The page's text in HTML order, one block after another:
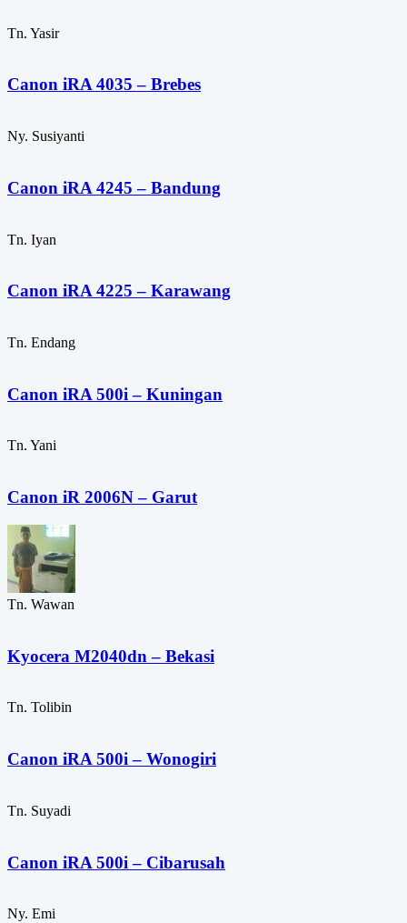
Tn. Yasir
Canon iRA 4035 – Brebes
Ny. Susiyanti
Canon iRA 4245 – Bandung
Tn. Iyan
Canon iRA 4225 – Karawang
Tn. Endang
Canon iRA 500i – Kuningan
Tn. Yani
Canon iR 2006N – Garut
Tn. Wawan
Kyocera M2040dn – Bekasi
Tn. Tolibin
Canon iRA 500i – Wonogiri
Tn. Suyadi
Canon iRA 500i – Cibarusah
Ny. Emi